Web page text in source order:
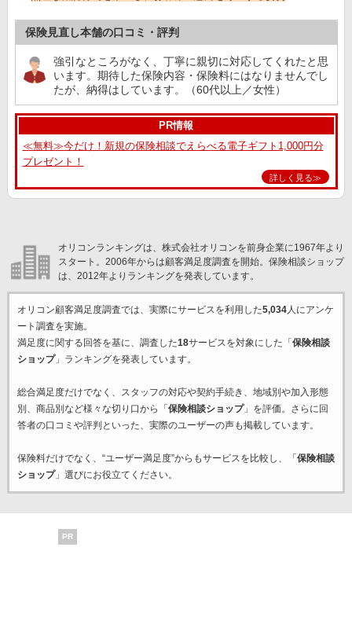
保険見直し本舗の口コミ・評判
強引なところがなく、丁寧に親切に対応してくれたと思
います。期待した保険内容・保険料にはなりませんでし
たが、納得はしています。（60代以上／女性）
PR情報
≪無料≫今だけ！新規の保険相談でえらべる電子ギフト1,000円分
プレゼント！
詳しく見る≫
オリコンランキングは、株式会社オリコンを前身企業に1967年より
スタート。2006年からは顧客満足度調査を開始。保険相談ショップ
は、2012年よりランキングを発表しています。
オリコン顧客満足度調査では、実際にサービスを利用した5,034人にアンケ
ート調査を実施。
満足度に関する回答を基に、調査した18サービスを対象にした「保険相談
ショップ」ランキングを発表しています。
総合満足度だけでなく、スタッフの対応や契約手続き、地域別や加入形態
別、商品別など様々な切り口から「保険相談ショップ」を評価。さらに回
答者の口コミや評判といった、実際のユーザーの声も掲載しています。
保険料だけでなく、“ユーザー満足度”からもサービスを比較し、「保険相談
ショップ」選びにお役立てください。
PR